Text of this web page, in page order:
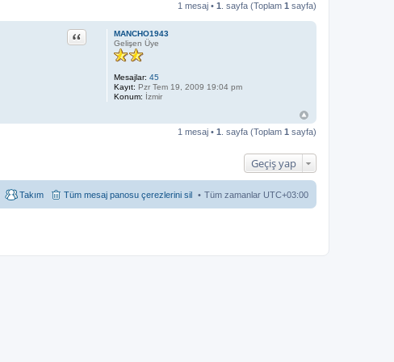
1 mesaj • 1 . sayfa (Toplam 1 sayfa)
MANCHO1943
Gelişen Üye
Mesajlar: 45
Kayıt: Pzr Tem 19, 2009 19:04 pm
Konum: İzmir
Alıntı
1 mesaj • 1 . sayfa (Toplam 1 sayfa)
Geçiş yap
Tüm zamanlar UTC+03:00
Tüm mesaj panosu çerezlerini sil
Takım